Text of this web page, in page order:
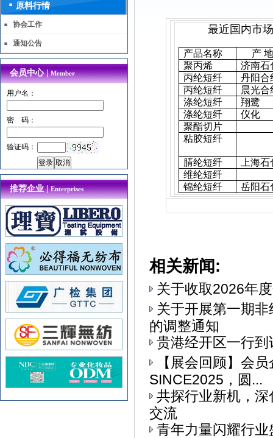
最近国内市
产品名称
产 地
聚丙烯
济南石
丙纶短纤
丹阳合
丙纶短纤
晨光合
涤纶短纤
翔鹭
涤纶短纤
仪化
聚酯切片
粘胶短纤
腈纶短纤
上海石
维纶短纤
锦纶短纤
岳阳石
相关新闻:
关于收取2026年
关于开展第一期
的调整通知
贵港经开区一行
【展会回顾】会
SINCE2025，圆...
共探行业新机，
交流
青年力量闪耀行
原料行情
协会工作
通知公告
会员中心 |Member
用户名：
密 码：
验证码：
推荐企业 |Enterprises